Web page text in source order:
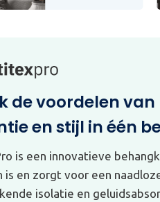
de voordelen van
en stijl in één
is een innovatieve
is en zorgt voor een
isolatie en